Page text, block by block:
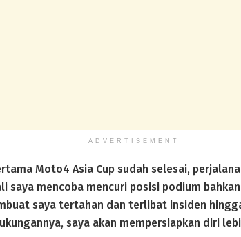
ADVERTISEMENT
Moto4 Asia Cup sudah selesai,
saya mencoba mencuri posisi podium
saya tertahan dan terlibat insiden
saya akan mempersiapkan diri